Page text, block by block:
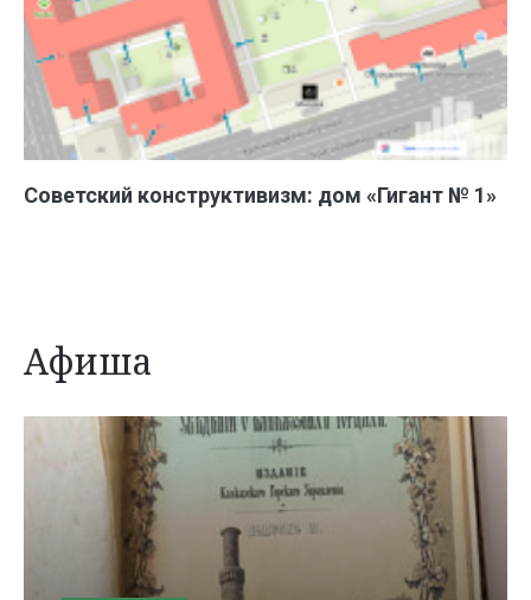
Советский конструктивизм: дом «Гигант № 1»
Афиша